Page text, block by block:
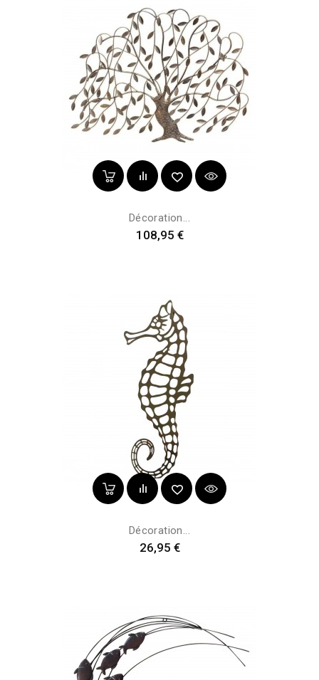
Décoration...
Prix
108,95 €
Décoration...
Prix
26,95 €